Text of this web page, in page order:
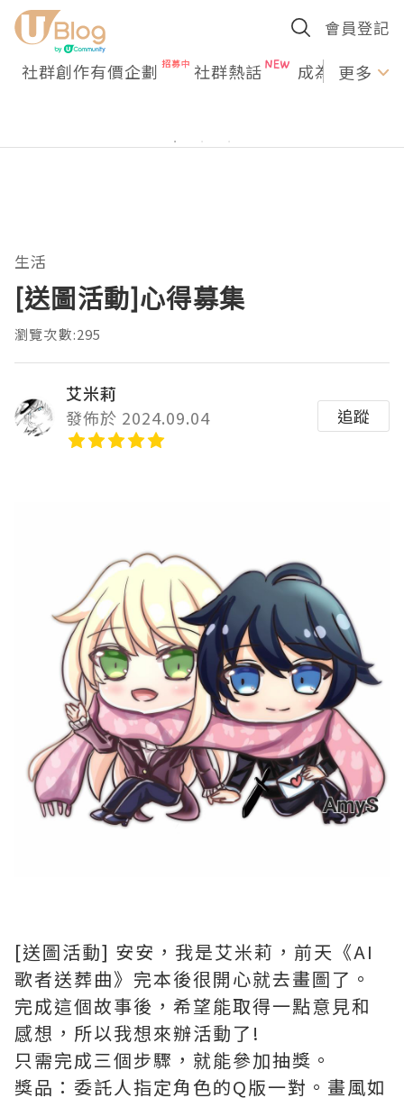
會員登記
社群創作有價企劃 社群熱話 成為U更多
生活
[送圖活動]心得募集
瀏覽次數:295
艾米莉
發佈於 2024.09.04
追蹤
[送圖活動] 安安，我是艾米莉，前天《AI
歌者送葬曲》完本後很開心就去畫圖了。
完成這個故事後，希望能取得一點意見和
感想，所以我想來辦活動了!
只需完成三個步驟，就能參加抽獎。
獎品：委託人指定角色的Q版一對。畫風如